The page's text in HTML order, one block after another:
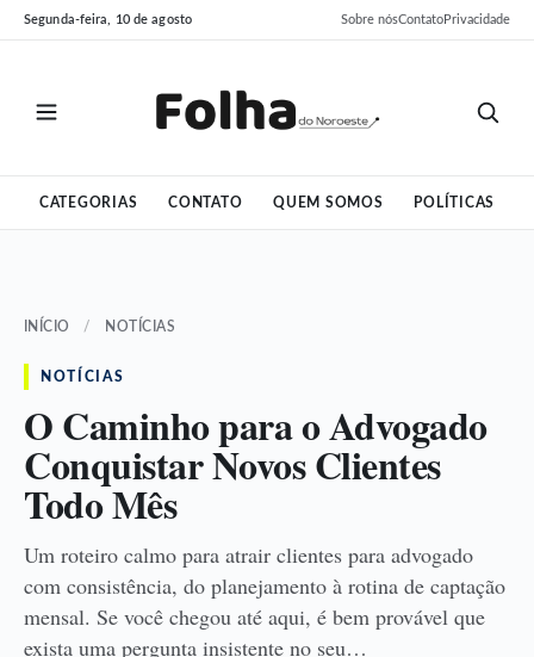
Pular
para
Pular
para
Segunda-feira, 10 de agosto Sobre nósContatoPrivacidade
CATEGORIAS CONTATO QUEM SOMOS POLÍTICAS
INÍCIO / NOTÍCIAS
NOTÍCIAS
O Caminho para o Advogado
Conquistar Novos Clientes
Todo Mês
Um roteiro calmo para atrair clientes para advogado
com consistência, do planejamento à rotina de captação
mensal. Se você chegou até aqui, é bem provável que
exista uma pergunta insistente no seu…